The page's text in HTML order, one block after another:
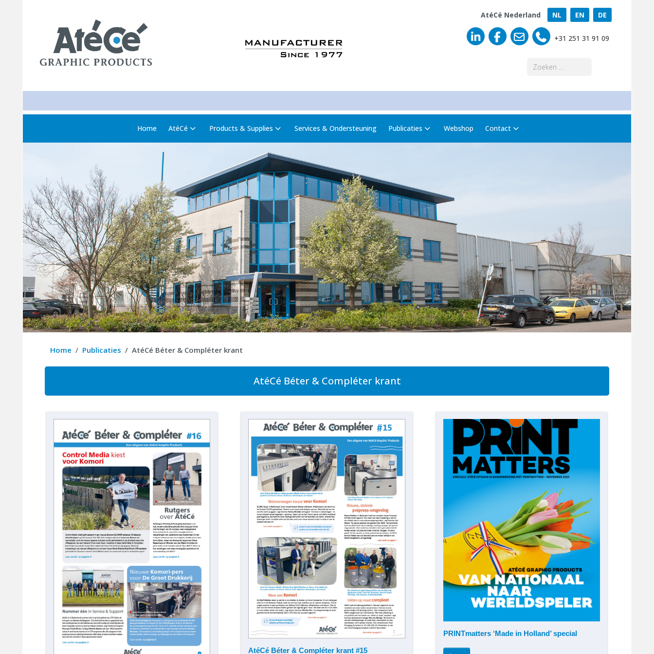
AtéCé Nederland NL EN DE
+31 251 31 91 09
Home AtéCé Products & Supplies Services & Ondersteuning Publicaties Webshop Contact
Home Publicaties AtéCé Béter & Compléter krant
AtéCé Béter & Compléter krant
AtéCé Béter & Compléter krant #15
PRINTmatters ‘Made in Holland’ special